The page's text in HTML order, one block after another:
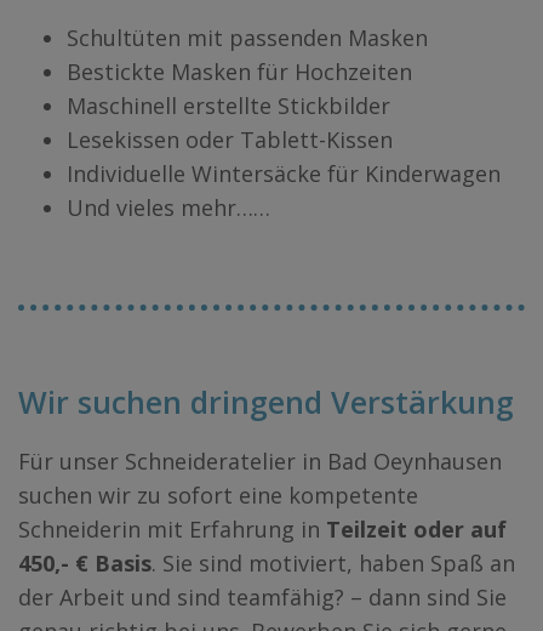
Schultüten mit passenden Masken
Bestickte Masken für Hochzeiten
Maschinell erstellte Stickbilder
Lesekissen oder Tablett-Kissen
Individuelle Wintersäcke für Kinderwagen
Und vieles mehr……
Wir suchen dringend Verstärkung
Für unser Schneideratelier in Bad Oeynhausen
suchen wir zu sofort eine kompetente
Schneiderin mit Erfahrung in Teilzeit oder auf
450,- € Basis. Sie sind motiviert, haben Spaß an
der Arbeit und sind teamfähig? – dann sind Sie